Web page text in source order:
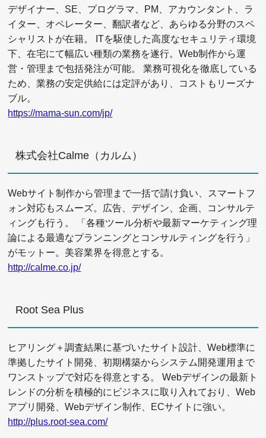
デザイナー、SE、プログラマ、PM、アカウンタント、ラ
イター、オペレーター、翻訳者など、あらゆる分野のスペ
シャリストが在籍。 ITを駆使した高度なセキュリティ環境
下、在宅にて幅広い種類の業務を遂行。Web制作から運
営・管理まで包括発注が可能。 業務可視化を徹底している
ため、業務の安定供給には定評があり、コストもリーズナ
ブル。
https://mama-sun.com/jp/
株式会社Calme（カルム）
Webサイト制作から管理まで一括で請け負い、スマートフ
ォン対応もスムーズ。広告、デザイン、企画、コンサルテ
ィングも行う。 「各種ツール分析や最新マーケティング理
論による最適なプランニングとコンサルティングを行う」
がモットー。美容業界を得意とする。
http://calme.co.jp/
Root Sea Plus
ヒアリング＋調査結果に基づいたサイト設計、Web標準に
準拠したサイト開発、初期構築からシステム開発運用まで
ワンストップで対応を得意とする。 Webデザインの最新ト
レンドの分析を積極的にビジネスに取り入れており、Web
アプリ開発、Webデザイン制作、ECサイトに強い。
http://plus.root-sea.com/